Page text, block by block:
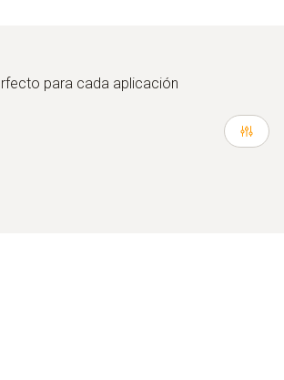
para cada aplicación